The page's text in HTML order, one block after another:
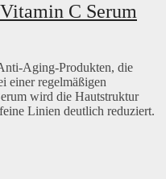
C Serum
Aging-Produkten, die
einer regelmäßigen
wird die Hautstruktur
Linien deutlich reduziert.